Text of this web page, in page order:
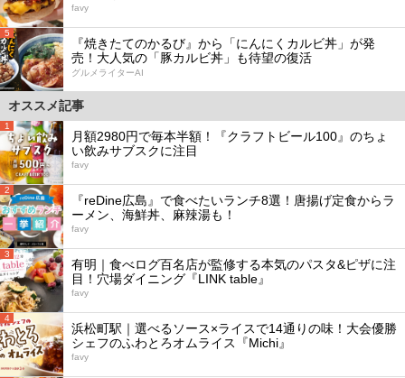
favy
5
『焼きたてのかるび』から「にんにくカルビ丼」が発
売！大人気の「豚カルビ丼」も待望の復活
グルメライターAI
オススメ記事
1
月額2980円で毎本半額！『クラフトビール100』のちょ
い飲みサブスクに注目
favy
2
『reDine広島』で食べたいランチ8選！唐揚げ定食からラ
ーメン、海鮮丼、麻辣湯も！
favy
3
有明｜食べログ百名店が監修する本気のパスタ&ピザに注
目！穴場ダイニング『LINK table』
favy
4
浜松町駅｜選べるソース×ライスで14通りの味！大会優勝
シェフのふわとろオムライス『Michi』
favy